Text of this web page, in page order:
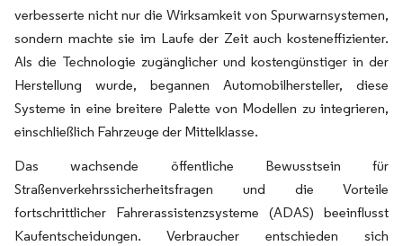
verbesserte nicht nur die Wirksamkeit von Spurwarnsystemen,
sondern machte sie im Laufe der Zeit auch kosteneffizienter.
Als die Technologie zugänglicher und kostengünstiger in der
Herstellung wurde, begannen Automobilhersteller, diese
Systeme in eine breitere Palette von Modellen zu integrieren,
einschließlich Fahrzeuge der Mittelklasse.
Das wachsende öffentliche Bewusstsein für
Straßenverkehrssicherheitsfragen und die Vorteile
fortschrittlicher Fahrerassistenzsysteme (ADAS) beeinflusst
Kaufentscheidungen. Verbraucher entschieden sich